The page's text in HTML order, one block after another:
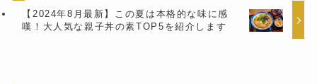
【2024年8月最新】この夏は本格的な味に感
嘆！大人気な親子丼の素TOP5を紹介します